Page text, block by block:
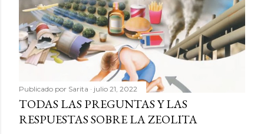
Publicado por Sarita julio 21, 2022
TODAS LAS PREGUNTAS Y LAS
RESPUESTAS SOBRE LA ZEOLITA